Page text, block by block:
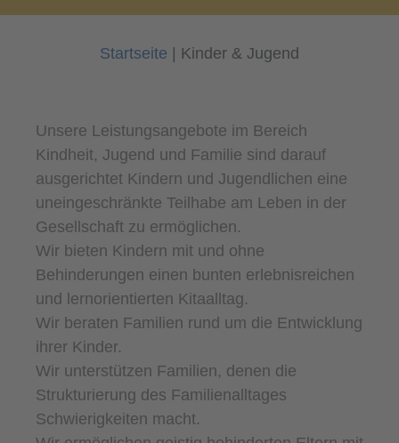
Startseite | Kinder & Jugend
Unsere Leistungsangebote im Bereich
Kindheit, Jugend und Familie sind darauf
ausgerichtet Kindern und Jugendlichen eine
uneingeschränkte Teilhabe am Leben in der
Gesellschaft zu ermöglichen.
Wir bieten Kindern mit und ohne
Behinderungen einen bunten erlebnisreichen
und lernorientierten Kitaalltag.
Wir beraten Familien rund um die Entwicklung
ihrer Kinder.
Wir unterstützen Familien, denen die
Strukturierung des Familienalltages
Schwierigkeiten macht.